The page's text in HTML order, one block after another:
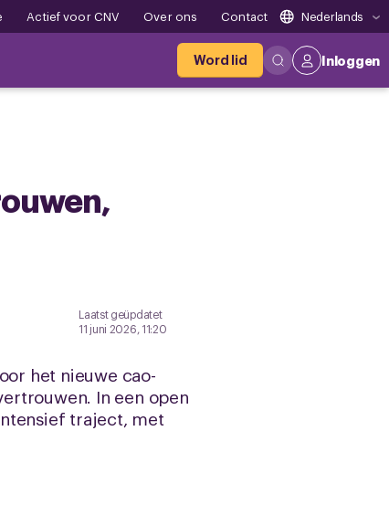
Actief voor CNV Over ons Contact Nederlands
Word lid Inloggen
Laatst geüpdatet
11 juni 2026, 11:20
het nieuwe cao-
In een open
traject, met